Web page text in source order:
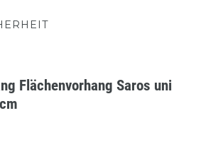
Flächenvorhang Saros uni